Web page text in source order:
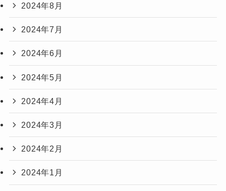
2024年8月
2024年7月
2024年6月
2024年5月
2024年4月
2024年3月
2024年2月
2024年1月